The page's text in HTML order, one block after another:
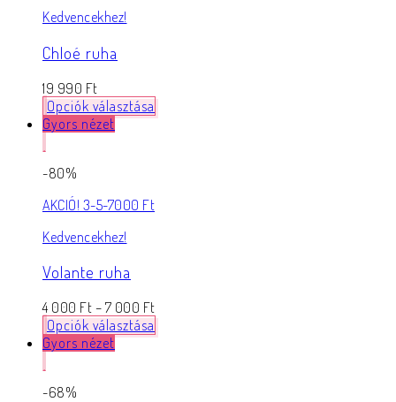
Kedvencekhez!
Chloé ruha
19 990 Ft
Opciók választása
Gyors nézet
-80%
AKCIÓ! 3-5-7000 Ft
Kedvencekhez!
Volante ruha
4 000 Ft – 7 000 Ft
Opciók választása
Gyors nézet
-68%